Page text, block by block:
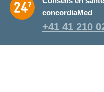
concordiaMed
+41 41 210